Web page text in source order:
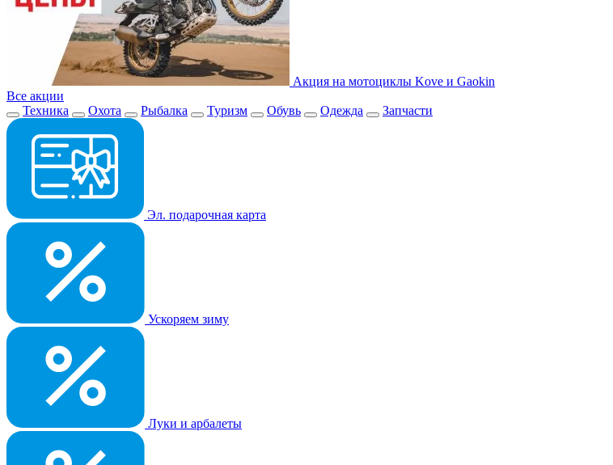
Акция на мотоциклы Kove и Gaokin
Все акции
Техника
Охота Рыбалка Туризм Обувь Одежда Запчасти
Эл. подарочная карта
Ускоряем зиму
Луки и арбалеты